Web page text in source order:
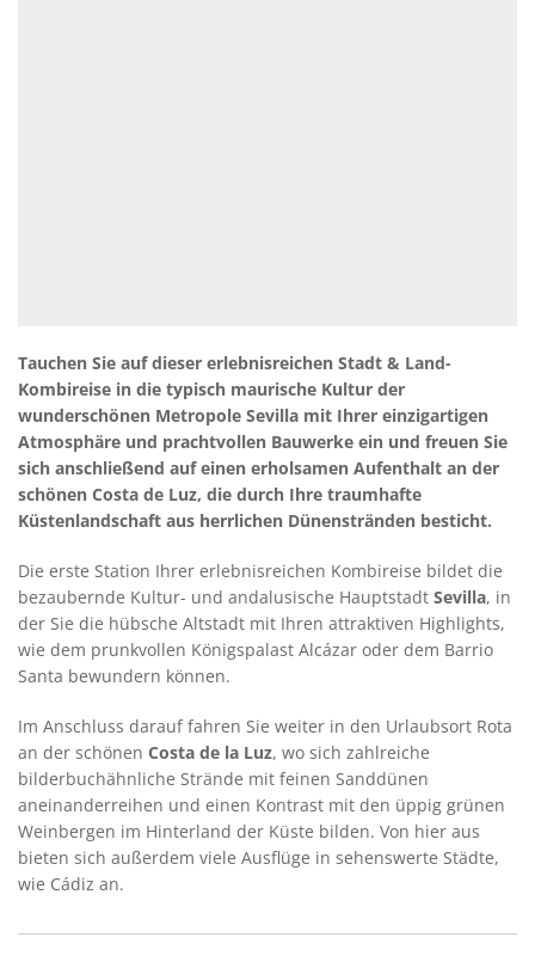
Tauchen Sie auf dieser erlebnisreichen Stadt & Land-
Kombireise in die typisch maurische Kultur der
wunderschönen Metropole Sevilla mit Ihrer einzigartigen
Atmosphäre und prachtvollen Bauwerke ein und freuen Sie
sich anschließend auf einen erholsamen Aufenthalt an der
schönen Costa de Luz, die durch Ihre traumhafte
Küstenlandschaft aus herrlichen Dünenstränden besticht.
Die erste Station Ihrer erlebnisreichen Kombireise bildet die
bezaubernde Kultur- und andalusische Hauptstadt Sevilla, in
der Sie die hübsche Altstadt mit Ihren attraktiven Highlights,
wie dem prunkvollen Königspalast Alcázar oder dem Barrio
Santa bewundern können.
Im Anschluss darauf fahren Sie weiter in den Urlaubsort Rota
an der schönen Costa de la Luz, wo sich zahlreiche
bilderbuchähnliche Strände mit feinen Sanddünen
aneinanderreihen und einen Kontrast mit den üppig grünen
Weinbergen im Hinterland der Küste bilden. Von hier aus
bieten sich außerdem viele Ausflüge in sehenswerte Städte,
wie Cádiz an.